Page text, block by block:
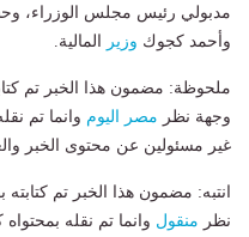
مدبولي رئيس مجلس الوزراء،
وأحمد كجوك وزير المالية.
ملحوظة: مضمون هذا الخبر تم
وجهة نظر مصر اليوم وانما تم
غير مسئولين عن محتوى الخبر
انتبه: مضمون هذا الخبر تم
نظر منقول وانما تم نقله